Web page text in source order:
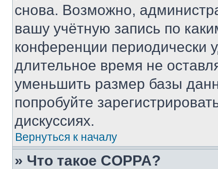
снова. Возможно,
вашу учётную запись по
конференции периодически
длительное время не
уменьшить размер базы
попробуйте
дискуссиях.
Вернуться к началу
» Что такое COPPA?